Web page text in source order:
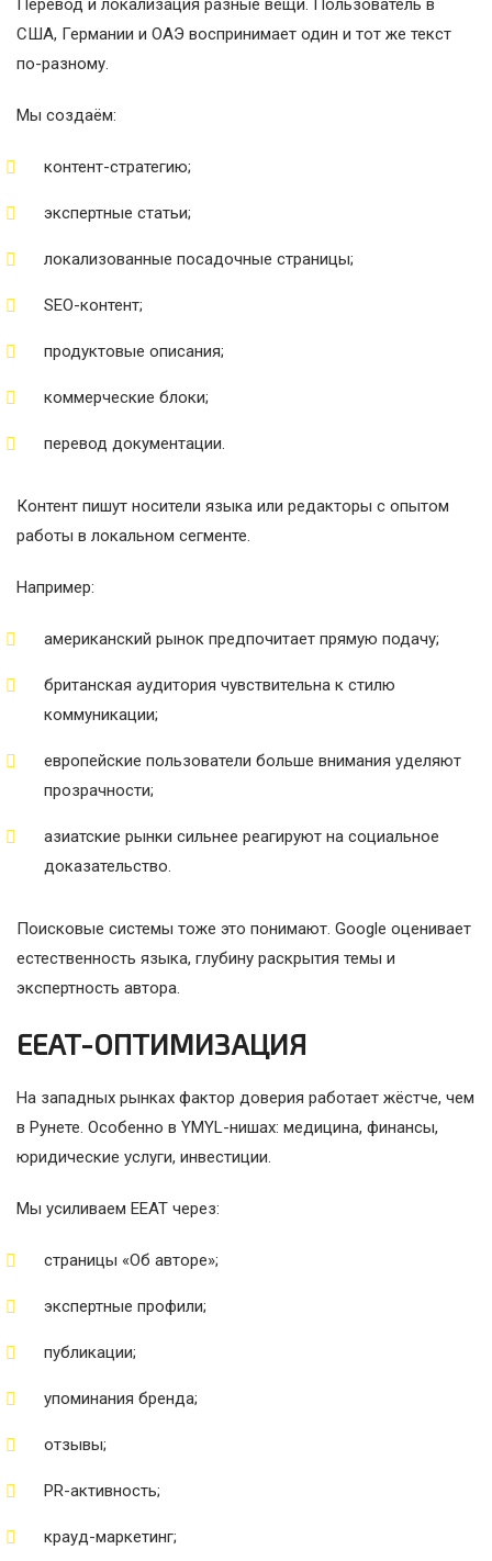
Перевод и локализация разные вещи. Пользователь в
США, Германии и ОАЭ воспринимает один и тот же текст
по-разному.
Мы создаём:
контент-стратегию;
экспертные статьи;
локализованные посадочные страницы;
SEO-контент;
продуктовые описания;
коммерческие блоки;
перевод документации.
Контент пишут носители языка или редакторы с опытом
работы в локальном сегменте.
Например:
американский рынок предпочитает прямую подачу;
британская аудитория чувствительна к стилю
коммуникации;
европейские пользователи больше внимания уделяют
прозрачности;
азиатские рынки сильнее реагируют на социальное
доказательство.
Поисковые системы тоже это понимают. Google оценивает
естественность языка, глубину раскрытия темы и
экспертность автора.
EEAT-ОПТИМИЗАЦИЯ
На западных рынках фактор доверия работает жёстче, чем
в Рунете. Особенно в YMYL-нишах: медицина, финансы,
юридические услуги, инвестиции.
Мы усиливаем EEAT через:
страницы «Об авторе»;
экспертные профили;
публикации;
упоминания бренда;
отзывы;
PR-активность;
крауд-маркетинг;